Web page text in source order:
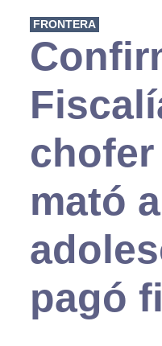
FRONTERA
mató a
pagó